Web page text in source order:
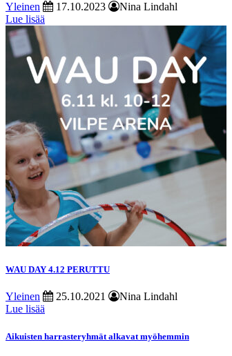
Yleinen 17.10.2023
Nina Lindahl
Lue lisää
WAU DAY 4.12 PERUTTU
Yleinen 25.10.2021
Nina Lindahl
Lue lisää
Aikuisten harrasteryhmät alkavat myöhemmin